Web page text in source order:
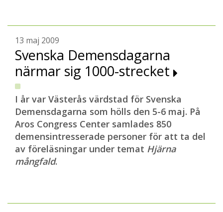
13 maj 2009
Svenska Demensdagarna
närmar sig 1000-strecket
I år var Västerås värdstad för Svenska
Demensdagarna som hölls den 5-6 maj. På
Aros Congress Center samlades 850
demensintresserade personer för att ta del
av föreläsningar under temat Hjärna
mångfald.